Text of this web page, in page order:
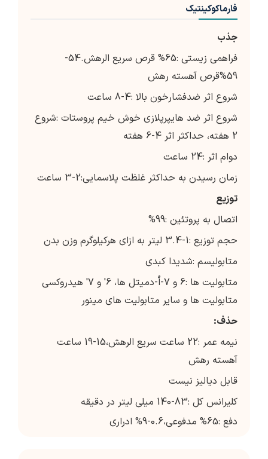
فارماکوکینتیک
جذب
فراهمی زیستی :65% قرص سریع الرهش.54-
59%قرص آهسته رهش
شروع اثر ضدفشارخون بالا :4-8 ساعت
شروع اثر ضد هایپرپلازی خوش خیم پروستات :شروع
2 هفته، حداکثر اثر 4-6 هفته
دوام اثر :24 ساعت
زمان رسیدن به حداکثر غلظت پلاسمایی:2-3 ساعت
توزیع
اتصال به پروتئین :99%
حجم توزیع :1-3.4 لیتر به ازای هرکیلوگرم وزن بدن
متابولیسم :شدیدا کبدی
متابولیت ها :6 و 7-اُ-دمیتل ها، 6' و 7' هیدروکسی
متابولیت ها و سایر متابولیت های مینور
حذف:
نیمه عمر :22 ساعت سریع الرهش،15-19 ساعت
آهسته رهش
قابل دیالیز نیست
کلیرانس کل :83-140 میلی لیتر در دقیقه
دفع :65% مدفوعی،0.6-9% ادراری